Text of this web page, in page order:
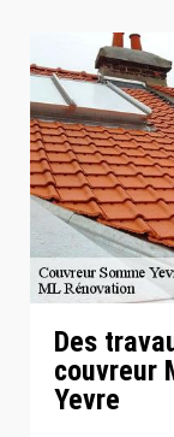
Des
couvreur
Yevre